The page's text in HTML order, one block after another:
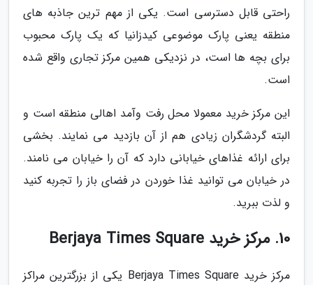
راحتی قابل دسترسی است. یکی از مهم ترین جاذبه های
منطقه یعنی پارک موضوعی کیدزانیا که یک پارک محبوب
برای بچه ها است، در نزدیکی همین مرکز تجاری واقع شده
است.
این مرکز خرید معمولا محل رفت وآمد اهالی منطقه است و
البته گردشگران زیادی هم از آن بازدید می نمایند. بخشی
برای ارائه غذاهای خیابانی دارد که آن را خیابان می نامند.
در خیابان می توانید غذا خوردن در فضای باز را تجربه کنید
و لذت ببرید.
10. مرکز خرید Berjaya Times Square
مرکز خرید Berjaya Times Square یکی از بزرگترین مراکز